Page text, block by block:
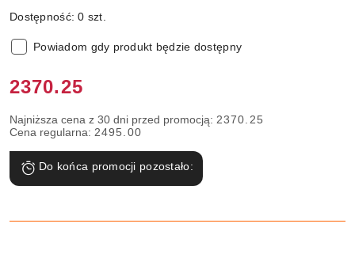
Dostępność:0 szt.
Powiadom gdy produkt będzie dostępny
Cena:
2370.25
Najniższa cena z 30 dni przed promocją: 2370.25
Cena regularna: 2495.00
Do końca promocji pozostało: